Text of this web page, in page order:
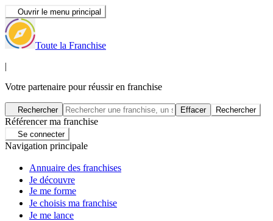
Ouvrir le menu principal
Toute la Franchise
|
Votre partenaire pour réussir en franchise
Rechercher Effacer Rechercher
Référencer ma franchise
Se connecter
Navigation principale
Annuaire des franchises
Je découvre
Je me forme
Je choisis ma franchise
Je me lance